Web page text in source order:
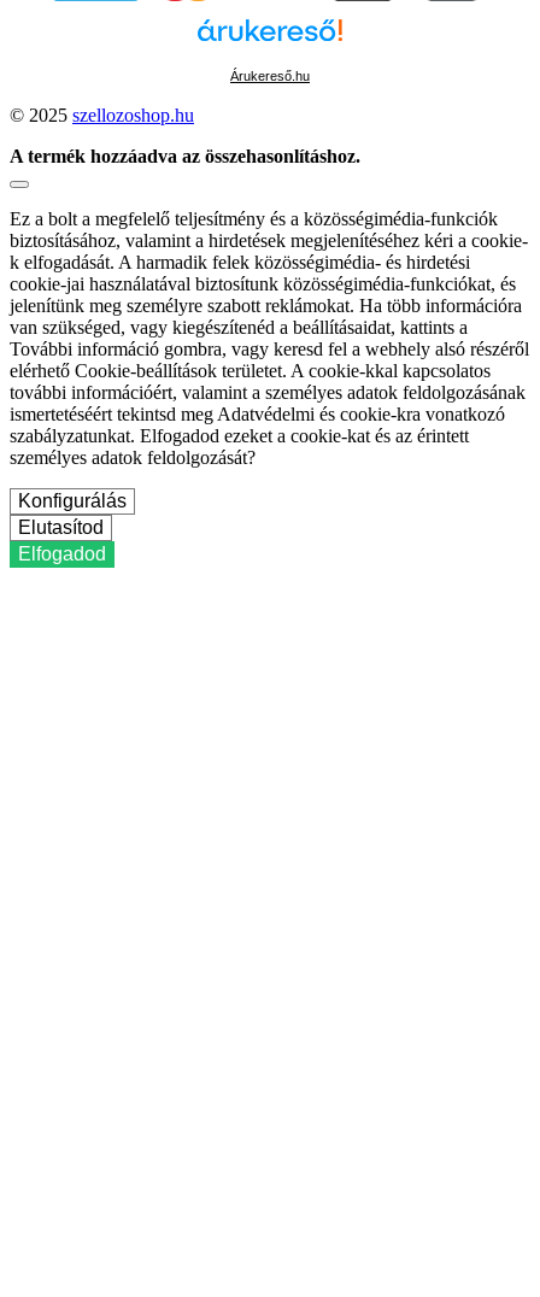
Árukereső.hu
© 2025 szellozoshop.hu
A termék hozzáadva az összehasonlításhoz.
Ez a bolt a megfelelő teljesítmény és a közösségimédia-funkciók
biztosításához, valamint a hirdetések megjelenítéséhez kéri a cookie-
k elfogadását. A harmadik felek közösségimédia- és hirdetési
cookie-jai használatával biztosítunk közösségimédia-funkciókat, és
jelenítünk meg személyre szabott reklámokat. Ha több információra
van szükséged, vagy kiegészítenéd a beállításaidat, kattints a
További információ gombra, vagy keresd fel a webhely alsó részéről
elérhető Cookie-beállítások területet. A cookie-kkal kapcsolatos
további információért, valamint a személyes adatok feldolgozásának
ismertetéséért tekintsd meg Adatvédelmi és cookie-kra vonatkozó
szabályzatunkat. Elfogadod ezeket a cookie-kat és az érintett
személyes adatok feldolgozását?
Konfigurálás
Elutasítod
Elfogadod